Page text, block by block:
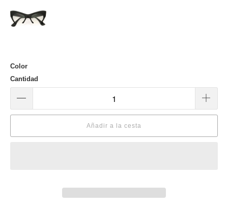
Color
Cantidad
Añadir a la cesta